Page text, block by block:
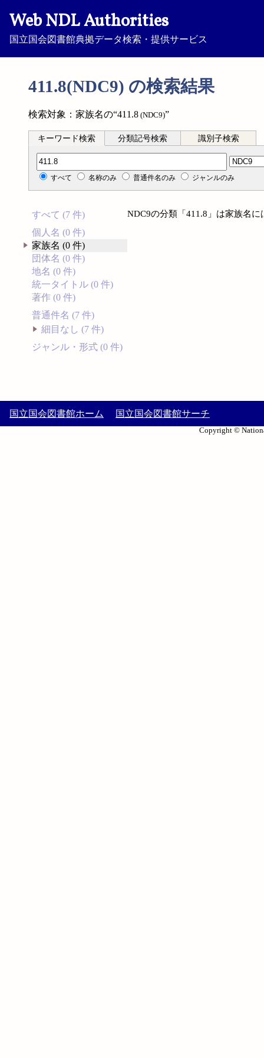
Web NDL Authorities
国立国会図書館典拠データ検索・提供サービス
411.8(NDC9) の検索結果
検索対象：家族名の“411.8 (NDC9)”
キーワード検索 分類記号検索 識別子検索
分類記号検索
すべて 名称のみ 普通件名のみ ジャンルのみ
すべて (7 件)
個人名 (0 件)
家族名 (0 件)
団体名 (0 件)
地名 (0 件)
統一タイトル (0 件)
著作 (0 件)
普通件名 (7 件)
細目なし (7 件)
ジャンル・形式 (0 件)
NDC9の分類「411.8」は家族名
国立国会図書館ホーム 国立国会図書館サーチ
Copyright ©